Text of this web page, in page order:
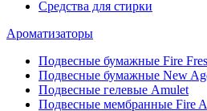
Средства для стирки
Ароматизаторы
Подвесные бумажные Fire
Подвесные бумажные New
Подвесные гелевые Amulet
Подвесные мембранные Fire